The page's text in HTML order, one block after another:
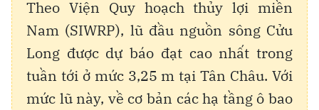
Theo Viện Quy hoạch thủy lợi miền
Nam (SIWRP), lũ đầu nguồn sông Cửu
Long được dự báo đạt cao nhất trong
tuần tới ở mức 3,25 m tại Tân Châu. Với
mức lũ này, về cơ bản các hạ tầng ô bao